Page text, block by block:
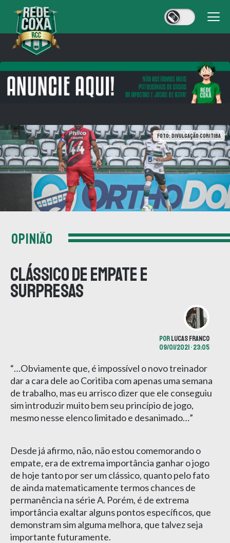
FOTO: DIVULGAÇÃO CORITIBA
OPINIÃO
Clássico de empate e
surpresas
PORLUCAS FRANCO
09/01/2021 • 23:05
“…Obviamente que, é impossível o novo treinador
dar a cara dele ao Coritiba com apenas uma semana
de trabalho, mas eu arrisco dizer que ele conseguiu
sim introduzir muito bem seu princípio de jogo,
mesmo nesse elenco limitado e desanimado…”
Desde já afirmo, não, não estou comemorando o
empate, era de extrema importância ganhar o jogo
de hoje tanto por ser um clássico, quanto pelo fato
de ainda matematicamente termos chances de
permanência na série A. Porém, é de extrema
importância exaltar alguns pontos específicos, que
demonstram sim alguma melhora, que talvez seja
importante futuramente.